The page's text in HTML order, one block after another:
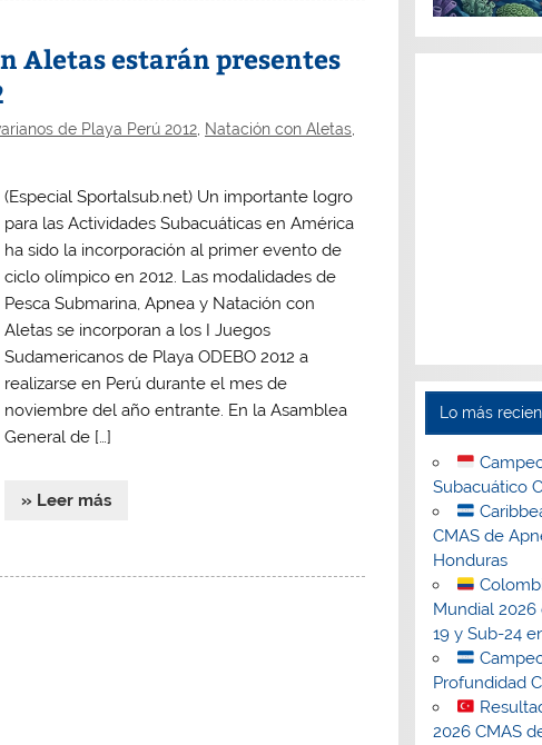
Aletas estarán presentes
de Playa Perú 2012, Natación con Aletas,
(Especial Sportalsub.net) Un importante logro
para las Actividades Subacuáticas en América
ha sido la incorporación al primer evento de
ciclo olímpico en 2012. Las modalidades de
Pesca Submarina, Apnea y Natación con
Aletas se incorporan a los I Juegos
Sudamericanos de Playa ODEBO 2012 a
realizarse en Perú durante el mes de
noviembre del año entrante. En la Asamblea
General de […]
» Leer más
Lo más
Subacuático
CMAS de
Honduras
Mundial
19 y Sub-24
Profundidad
2026 CMAS